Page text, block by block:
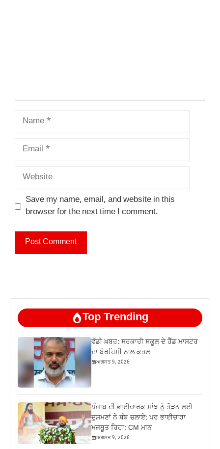
Name
Email
Website
Save my name, email, and website in this
browser for the next time I comment.
Top Trending
ਵੱਡੀ ਖ਼ਬਰ: ਸਰਕਾਰੀ ਸਕੂਲ ਦੇ ਹੈੱਡ ਮਾਸਟਰ
ਦਾ ਬੇਰਹਿਮੀ ਨਾਲ ਕਤਲ
ਅਗਸਤ 9, 2026
ਪੰਜਾਬ ਦੀ ਭਾਈਚਾਰਕ ਸਾਂਝ ਨੂੰ ਤੋੜਨ ਲਈ
ਦੁਸ਼ਮਣਾਂ ਨੇ ਬੰਬ ਚਲਾਏ; ਪਰ ਭਾਈਚਾਰਾ
ਮਜ਼ਬੂਤ ਰਿਹਾ: CM ਮਾਨ
ਅਗਸਤ 9, 2026